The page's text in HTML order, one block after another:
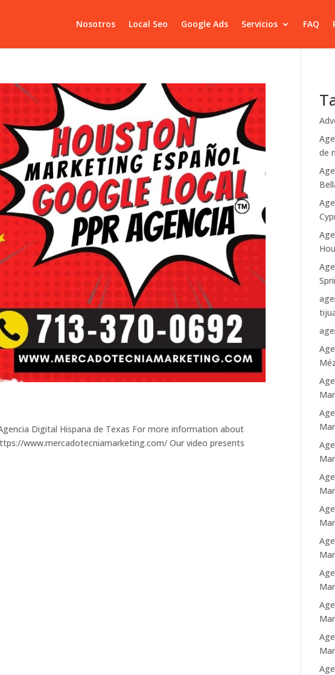
Nosotros Local Seo Google Ads Servicios FAQ
Digital Hispana de Texas For more information about
www.mercadotecniamarketing.com/ Our video presents
de